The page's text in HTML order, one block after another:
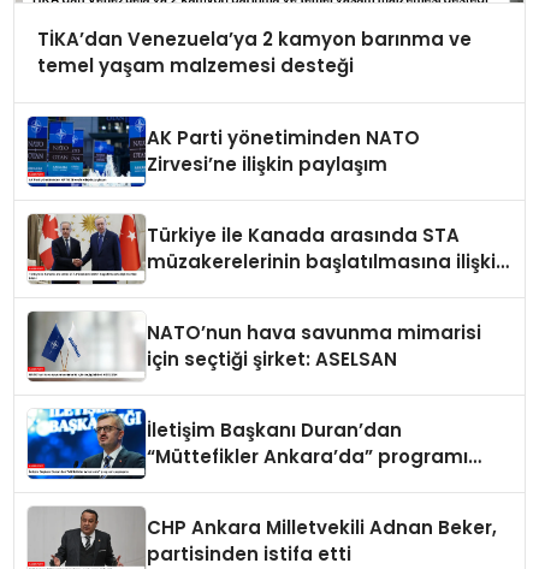
TİKA’dan Venezuela’ya 2 kamyon barınma ve
temel yaşam malzemesi desteği
AK Parti yönetiminden NATO
Zirvesi’ne ilişkin paylaşım
Türkiye ile Kanada arasında STA
müzakerelerinin başlatılmasına ilişkin
NATO’nun hava savunma mimarisi
için seçtiği şirket: ASELSAN
İletişim Başkanı Duran’dan
“Müttefikler Ankara’da” programı
CHP Ankara Milletvekili Adnan Beker,
partisinden istifa etti